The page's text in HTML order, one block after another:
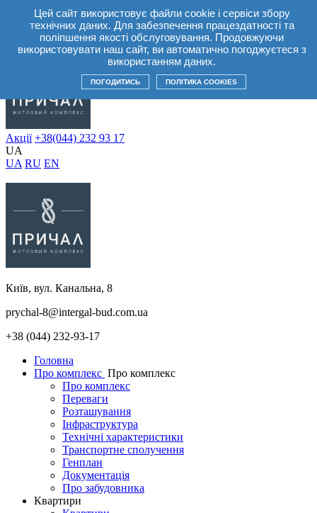
Цей сайт використовує файли cookie і сервіси збору
технічних даних. Для забезпечення працездатності та
поліпшення якості обслуговування. Продовжуючи
використовувати наш сайт, ви автоматично погоджуєтеся з
використанням даних.
ПОГОДИТИСЬ ПОЛІТИКА COOKIES
UA
UA
RU EN
Акції +38(044) 232 93 17
UA
UA RU EN
Київ, вул. Канальна, 8
prychal-8@intergal-bud.com.ua
+38 (044) 232-93-17
Головна
Про комплекс Про комплекс
Про комплекс
Переваги
Розташування
Інфраструктура
Технічні характеристики
Транспортне сполучення
Генплан
Документація
Про забудовника
Квартири